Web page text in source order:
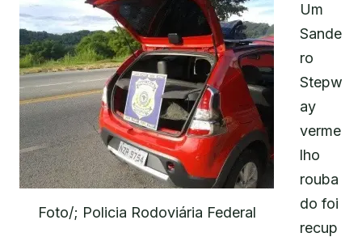
Foto/; Policia Rodoviária Federal
Um
Sande
ro
Stepw
ay
verme
lho
rouba
do foi
recup